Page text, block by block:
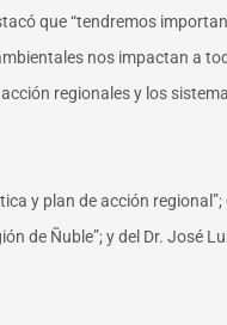
que “tendremos
nos impactan a
regionales y los
y plan de acción
de Ñuble”; y del Dr. José